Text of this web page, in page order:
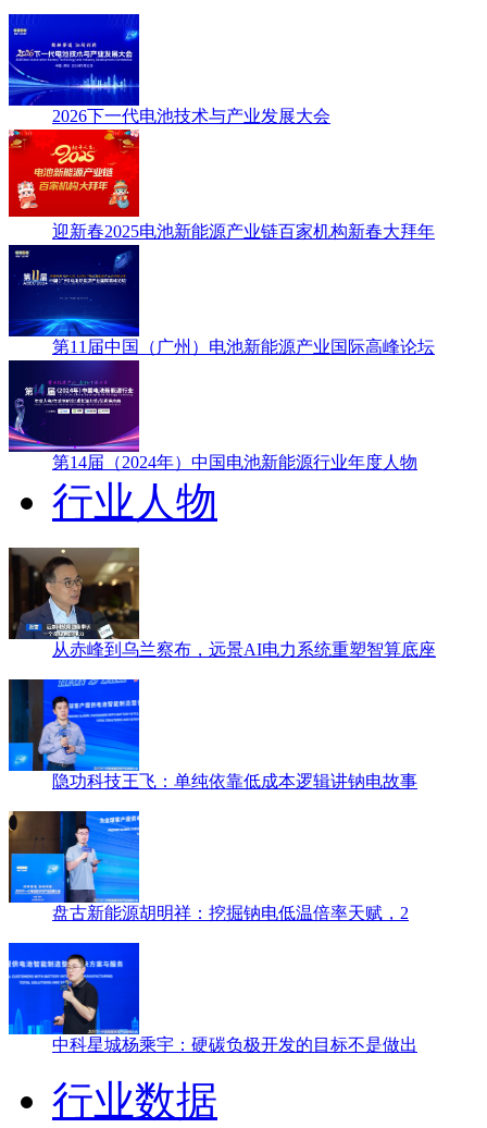
2026下一代电池技术与产业发展大会
迎新春2025电池新能源产业链百家机构新春大拜年
第11届中国（广州）电池新能源产业国际高峰论坛
第14届（2024年）中国电池新能源行业年度人物
行业人物
从赤峰到乌兰察布，远景AI电力系统重塑智算底座
隐功科技王飞：单纯依靠低成本逻辑讲钠电故事
盘古新能源胡明祥：挖掘钠电低温倍率天赋，2
中科星城杨乘宇：硬碳负极开发的目标不是做出
行业数据